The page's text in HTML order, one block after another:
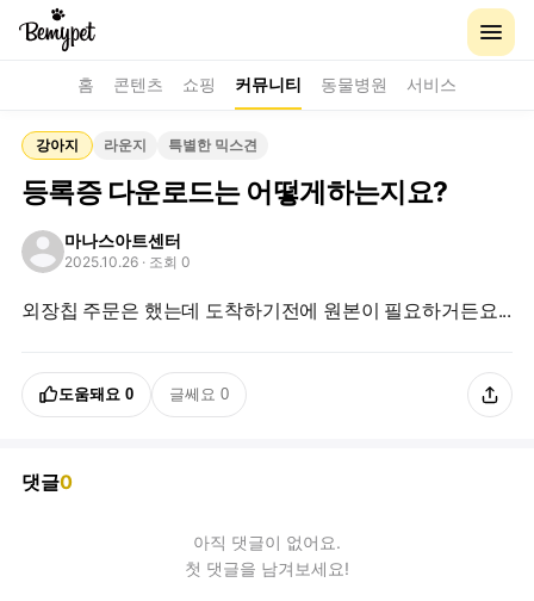
홈 콘텐츠 쇼핑 커뮤니티 동물병원 서비스
강아지 라운지 특별한 믹스견
등록증 다운로드는 어떻게하는지요?
마나스아트센터
2025.10.26 · 조회 0
외장칩 주문은 했는데 도착하기전에 원본이 필요하거든요...
도움돼요 0 글쎄요 0
댓글0
아직 댓글이 없어요.
첫 댓글을 남겨보세요!